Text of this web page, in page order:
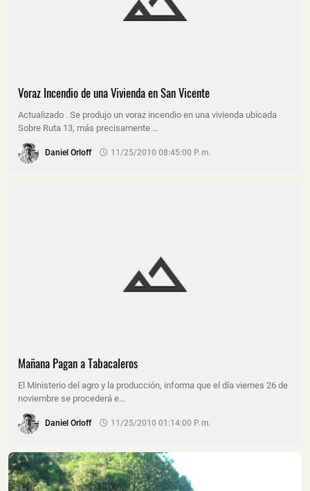
Voraz Incendio de una Vivienda en San Vicente
Actualizado . Se produjo un voraz incendio en una vivienda ubicada
Sobre Ruta 13, más precisamente …
Daniel Orloff 11/25/2010 08:45:00 P. M.
Mañana Pagan a Tabacaleros
El Ministerio del agro y la producción, informa que el día viernes 26 de
noviembre se procederá e…
Daniel Orloff 11/25/2010 01:14:00 P. M.